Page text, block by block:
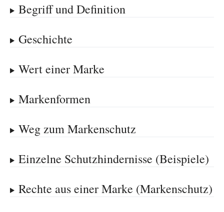
Begriff und Definition
Geschichte
Wert einer Marke
Markenformen
Weg zum Markenschutz
Einzelne Schutzhindernisse (Beispiele)
Rechte aus einer Marke (Markenschutz)